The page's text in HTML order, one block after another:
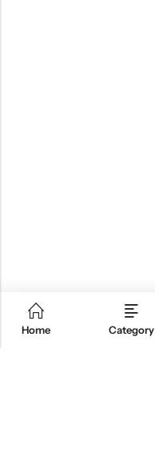
Home Category